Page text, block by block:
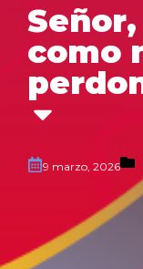
como
9 marzo, 2026